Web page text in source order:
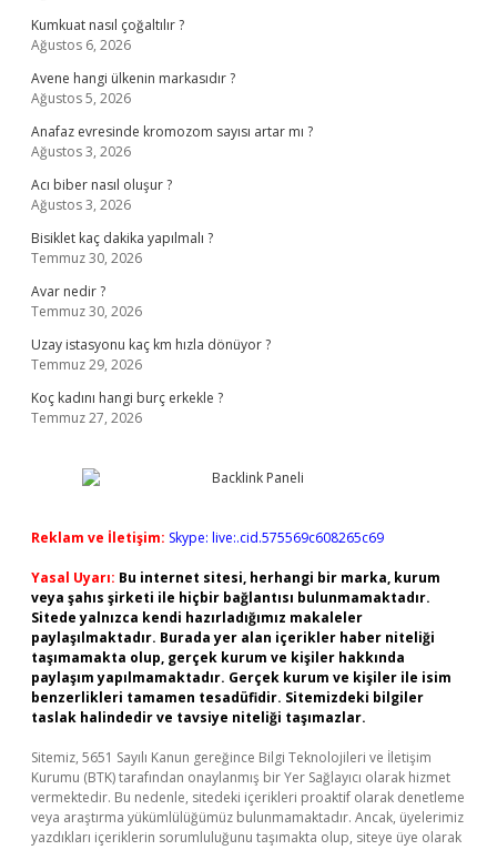
Kumkuat nasıl çoğaltılır ?
Ağustos 6, 2026
Avene hangi ülkenin markasıdır ?
Ağustos 5, 2026
Anafaz evresinde kromozom sayısı artar mı ?
Ağustos 3, 2026
Acı biber nasıl oluşur ?
Ağustos 3, 2026
Bisiklet kaç dakika yapılmalı ?
Temmuz 30, 2026
Avar nedir ?
Temmuz 30, 2026
Uzay istasyonu kaç km hızla dönüyor ?
Temmuz 29, 2026
Koç kadını hangi burç erkekle ?
Temmuz 27, 2026
Reklam ve İletişim: Skype: live:.cid.575569c608265c69
Yasal Uyarı: Bu internet sitesi, herhangi bir marka, kurum
veya şahıs şirketi ile hiçbir bağlantısı bulunmamaktadır.
Sitede yalnızca kendi hazırladığımız makaleler
paylaşılmaktadır. Burada yer alan içerikler haber niteliği
taşımamakta olup, gerçek kurum ve kişiler hakkında
paylaşım yapılmamaktadır. Gerçek kurum ve kişiler ile isim
benzerlikleri tamamen tesadüfidir. Sitemizdeki bilgiler
taslak halindedir ve tavsiye niteliği taşımazlar.
Sitemiz, 5651 Sayılı Kanun gereğince Bilgi Teknolojileri ve İletişim
Kurumu (BTK) tarafından onaylanmış bir Yer Sağlayıcı olarak hizmet
vermektedir. Bu nedenle, sitedeki içerikleri proaktif olarak denetleme
veya araştırma yükümlülüğümüz bulunmamaktadır. Ancak, üyelerimiz
yazdıkları içeriklerin sorumluluğunu taşımakta olup, siteye üye olarak